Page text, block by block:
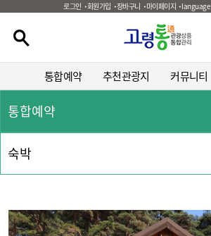
로그인 회원가입 장바구니 마이페이지 language
통합예약 추천관광지 커뮤니티
통합예약
숙박